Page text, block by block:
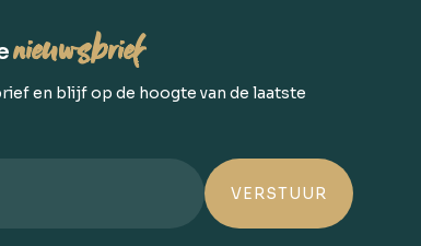
nieuwsbrief
en blijf op de hoogte van de laatste